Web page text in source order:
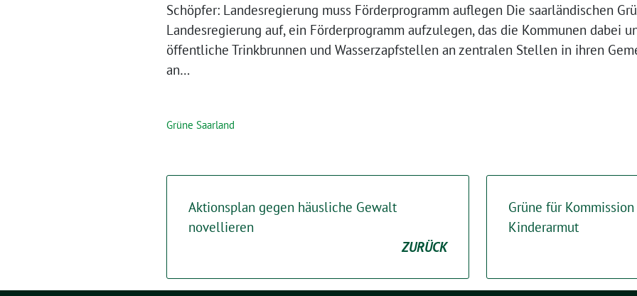
Schöpfer: Landesregierung muss Förderprogramm auflegen Die saarländischen
Landesregierung auf, ein Förderprogramm aufzulegen, das die Kommunen dabei
öffentliche Trinkbrunnen und Wasserzapfstellen an zentralen Stellen in ihren
an…
Grüne Saarland
Aktionsplan gegen häusliche Gewalt
novellieren
ZURÜCK
Grüne für
Kinderarmut